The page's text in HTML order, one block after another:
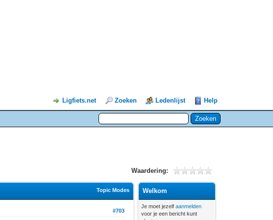
Ligfiets.net Zoeken Ledenlijst Help
Waardering:
Topic Modes
#703
Welkom
Je moet jezelfaanmelden
voor je een bericht kunt